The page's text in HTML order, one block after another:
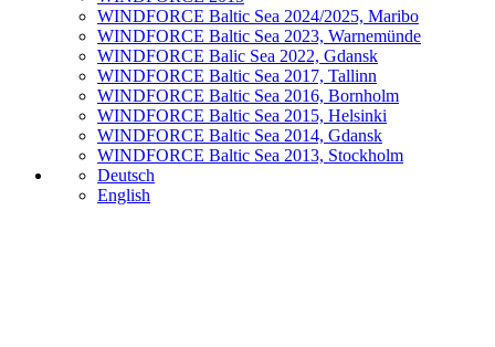
WINDFORCE Baltic Sea 2024/2025, Maribo
WINDFORCE Baltic Sea 2023, Warnemünde
WINDFORCE Balic Sea 2022, Gdansk
WINDFORCE Baltic Sea 2017, Tallinn
WINDFORCE Baltic Sea 2016, Bornholm
WINDFORCE Baltic Sea 2015, Helsinki
WINDFORCE Baltic Sea 2014, Gdansk
WINDFORCE Baltic Sea 2013, Stockholm
Deutsch
English